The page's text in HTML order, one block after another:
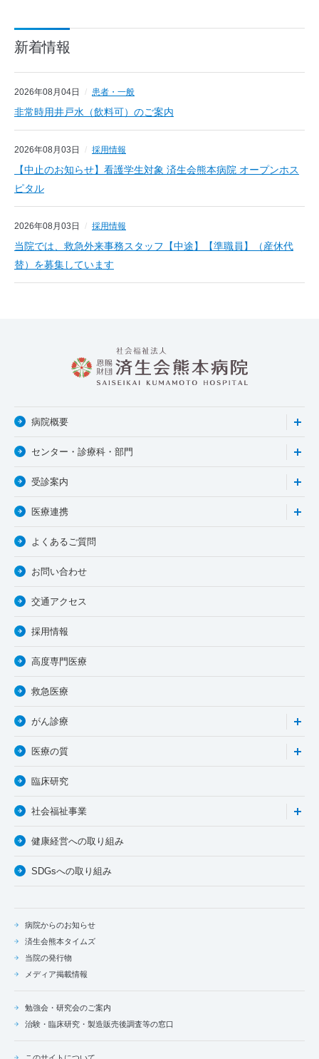
新着情報
2026年08月04日 患者・一般
非常時用井戸水（飲料可）のご案内
2026年08月03日 採用情報
【中止のお知らせ】看護学生対象 済生会熊本病院 オープンホス
ピタル
2026年08月03日 採用情報
当院では、救急外来事務スタッフ【中途】【準職員】（産休代
替）を募集しています
病院からのお知らせ
済生会熊本タイムズ
当院の発行物
メディア掲載情報
勉強会・研究会のご案内
治験・臨床研究・製造販売後調査等の窓口
病院概要
センター・診療科・部門
受診案内
医療連携
よくあるご質問
お問い合わせ
交通アクセス
採用情報
高度専門医療
救急医療
がん診療
医療の質
臨床研究
社会福祉事業
健康経営への取り組み
SDGsへの取り組み